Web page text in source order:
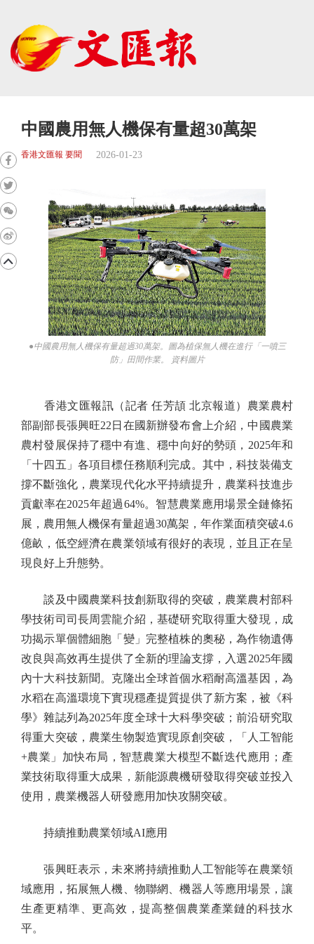
中國農用無人機保有量超30萬架
香港文匯報 要聞 2026-01-23
●中國農用無人機保有量超過30萬架。圖為植保無人機在進行「一噴三
防」田間作業。 資料圖片
香港文匯報訊（記者 任芳頡 北京報道）農業農村
部副部長張興旺22日在國新辦發布會上介紹，中國農業
農村發展保持了穩中有進、穩中向好的勢頭，2025年和
「十四五」各項目標任務順利完成。其中，科技裝備支
撐不斷強化，農業現代化水平持續提升，農業科技進步
貢獻率在2025年超過64%。智慧農業應用場景全鏈條拓
展，農用無人機保有量超過30萬架，年作業面積突破4.6
億畝，低空經濟在農業領域有很好的表現，並且正在呈
現良好上升態勢。
談及中國農業科技創新取得的突破，農業農村部科
學技術司司長周雲龍介紹，基礎研究取得重大發現，成
功揭示單個體細胞「變」完整植株的奧秘，為作物遺傳
改良與高效再生提供了全新的理論支撐，入選2025年國
內十大科技新聞。克隆出全球首個水稻耐高溫基因，為
水稻在高溫環境下實現穩產提質提供了新方案，被《科
學》雜誌列為2025年度全球十大科學突破；前沿研究取
得重大突破，農業生物製造實現原創突破，「人工智能
+農業」加快布局，智慧農業大模型不斷迭代應用；產
業技術取得重大成果，新能源農機研發取得突破並投入
使用，農業機器人研發應用加快攻關突破。
持續推動農業領域AI應用
張興旺表示，未來將持續推動人工智能等在農業領
域應用，拓展無人機、物聯網、機器人等應用場景，讓
生產更精準、更高效，提高整個農業產業鏈的科技水
平。